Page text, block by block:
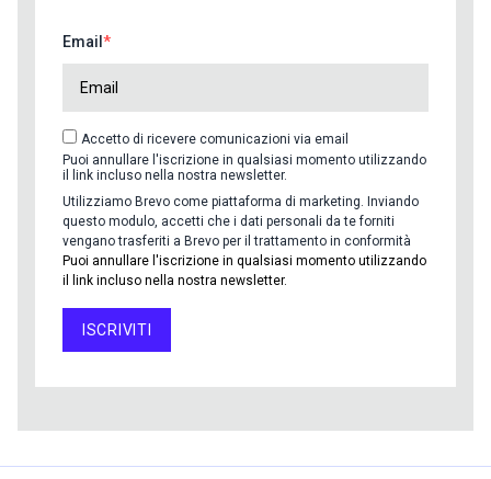
Email
Accetto di ricevere comunicazioni via email
Puoi annullare l'iscrizione in qualsiasi momento utilizzando
il link incluso nella nostra newsletter.
Utilizziamo Brevo come piattaforma di marketing. Inviando
questo modulo, accetti che i dati personali da te forniti
vengano trasferiti a Brevo per il trattamento in conformità
Puoi annullare l'iscrizione in qualsiasi momento utilizzando
il link incluso nella nostra newsletter.
ISCRIVITI